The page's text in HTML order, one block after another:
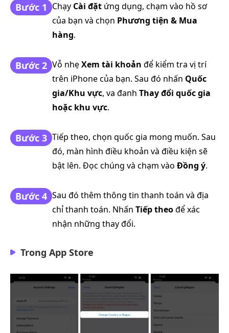
Bước 1 Chạy Cài đặt ứng dụng, chạm vào hồ sơ
của bạn và chọn Phương tiện & Mua
hàng.
Bước 2 Vỗ nhẹXem tài khoản để kiểm tra vị trí
trên iPhone của bạn. Sau đó nhấn Quốc
gia/Khu vực, va đanh Thay đổi quốc gia
hoặc khu vực.
Bước 3 Tiếp theo, chọn quốc gia mong muốn. Sau
đó, màn hình điều khoản và điều kiện sẽ
bật lên. Đọc chúng và chạm vào Đồng ý.
Bước 4 Sau đó thêm thông tin thanh toán và địa
chỉ thanh toán. Nhấn Tiếp theođể xác
nhận những thay đổi.
Trong App Store